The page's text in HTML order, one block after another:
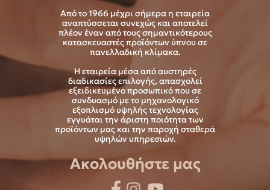
Από το 1966 μέχρι σήμερα η εταιρεία
αναπτύσσεται συνεχώς και αποτελεί
πλέον έναν από τους σημαντικότερους
κατασκευαστές προϊόντων ύπνου σε
πανελλαδική κλίμακα.
Η εταιρεία μέσα από αυστηρές
διαδικασίες επιλογής, απασχολεί
εξειδικευμένο προσωπικό που σε
συνδυασμό με το μηχανολογικό
εξοπλισμό υψηλής τεχνολογίας
εγγυάται την άριστη ποιότητα των
προϊόντων μας και την παροχή σταθερά
υψηλών υπηρεσιών.
Ακολουθήστε μας